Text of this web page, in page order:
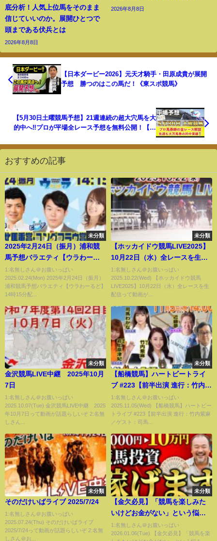
底分析！人気上位馬をそのまま
信じていいのか。展開ひとつで
頭まである伏兵とは
2026年8月8日
2026年8月8日
【日本ダービー2026】元天才騎手・田原成貴が展開
予想 勝つのはこの馬だ！《東スポ競馬》
【5月30日土曜競馬予想】21週連続の超大穴馬を大
的中へ‼️プロが平場全レース予想を無料公開！【平
おすすめの記事
未分類
2025年2月24日（振月）浦和競
馬予想バラエティ【ウラわーる
ど】14時15分配信スタート！
1:名無しさん＠お腹いっぱい
2025.02.24(Mon) 2025年2月24日（振月）
浦和競馬予想バラエティ【ウラわーるど】
14時15分配...
未分類
【ホッカイドウ競馬LIVE2025】
10月22日（水）全レースを生配
信
1:名無しさん＠お腹いっぱい
2025.10.22(Wed) 【ホッカイドウ競馬
LIVE2025】10月22日（水）全レースを生
配信って動画が...
未分類
金沢競馬LIVE中継 2025年10月
7日
1:名無しさん＠お腹いっぱい
2025.10.07(Tue) 金沢競馬LIVE中継 2025
年10月7日って動画が話題らしいぞ 2:名無
しさん...
未分類
【船橋競馬】ハートビートライ
ブ #223【前半出演 進行：竹内紫
麻／ゲスト：司馬わかな／解
説：岩上奈津妃（勝馬）】【後
半出演 進行：竹内紫麻／ゲス
（日刊競馬）】
1:名無しさん＠お腹いっぱい
2025.11.05(Wed) 【船橋競馬】ハートビー
トライブ #223【前半出演 進行：竹内紫麻
／ゲスト：司馬...
未分類
そのだけいばライブ 2025/7/24
1:名無しさん＠お腹いっぱい
2025.07.24(Thu) そのだけいばライブ
2025/7/24って動画が話題らしいぞ 2:名無
しさん＠お...
未分類
【金欠必見】「競馬を楽しみた
いけどお金がない」という悩
み、一発で解決します。【競馬
投資】
1:名無しさん＠お腹いっぱい
2026.01.06(Tue) 【金欠必見】「競馬を楽